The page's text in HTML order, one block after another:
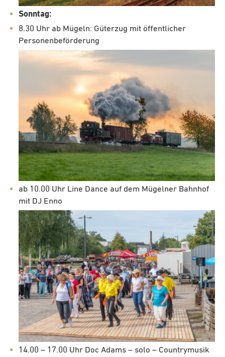
Sonntag:
8.30 Uhr ab Mügeln: Güterzug mit öffentlicher
Personenbeförderung
ab 10.00 Uhr Line Dance auf dem Mügelner Bahnhof
mit DJ Enno
14.00 – 17.00 Uhr Doc Adams – solo – Countrymusik